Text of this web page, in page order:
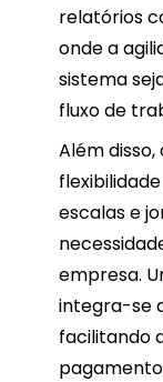
relatórios
onde a
sistema
fluxo de
Além
escalas e
empresa.
integra-se
facilitando